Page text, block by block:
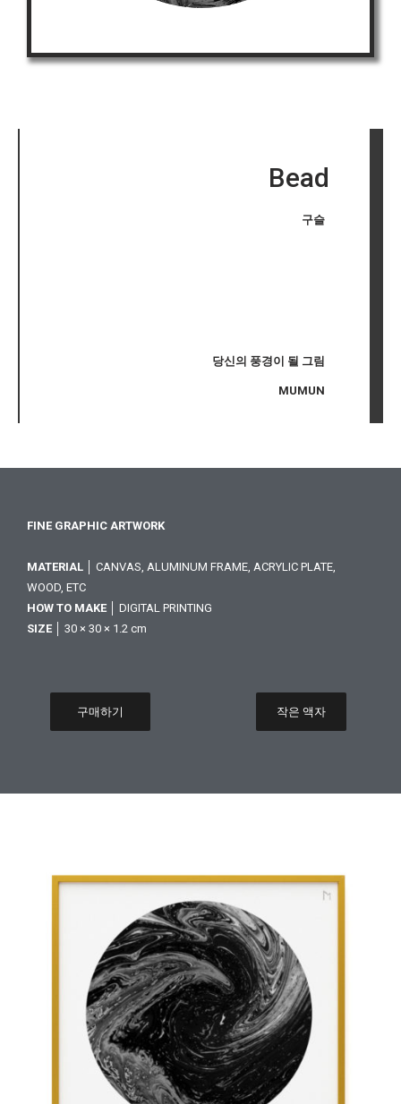
Bead
구슬
당신의 풍경이 될 그림
MUMUN
FINE GRAPHIC ARTWORK
MATERIAL │ CANVAS, ALUMINUM FRAME, ACRYLIC PLATE,
WOOD, ETC
HOW TO MAKE │ DIGITAL PRINTING
SIZE │ 30 × 30 × 1.2 cm
구매하기 작은 액자